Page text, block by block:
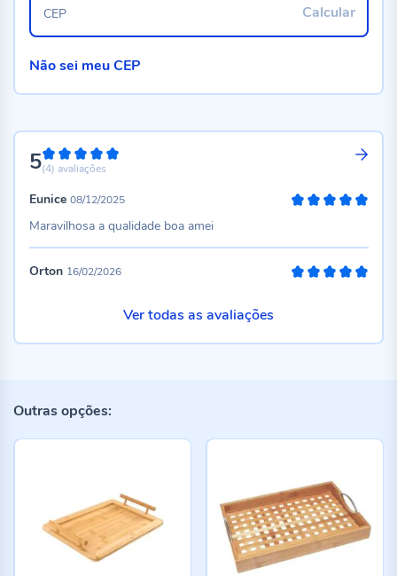
5100%
(4) avaliações
Eunice 08/12/2025
Maravilhosa a qualidade boa amei
Orton 16/02/2026
Ver todas as avaliações
Calcular
CEP
Não sei meu CEP
Outras opções: